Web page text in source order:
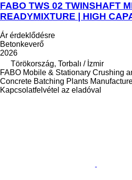
FABO TWS 02 TWINSHAFT
READYMIXTURE | HIGH
Ár érdeklődésre
Betonkeverő
2026
Törökország, Torbalı / İzmir
FABO Mobile & Stationary Crushing
Concrete Batching Plants
Kapcsolatfelvétel az eladóval